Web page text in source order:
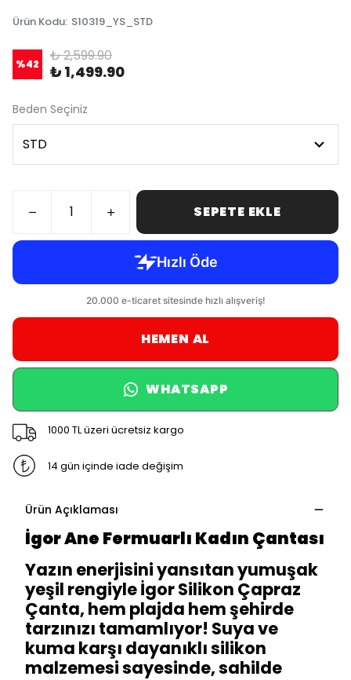
Ürün Kodu: S10319_YS_STD
%42 ₺ 2,599.90
₺ 1,499.90
Beden Seçiniz
SEPETE EKLE
HEMEN AL
WHATSAPP
1000 TL üzeri ücretsiz kargo
14 gün içinde iade değişim
Ürün Açıklaması
İgor Ane Fermuarlı Kadın Çantası
Yazın enerjisini yansıtan yumuşak
yeşil rengiyle İgor Silikon Çapraz
Çanta, hem plajda hem şehirde
tarzınızı tamamlıyor! Suya ve
kuma karşı dayanıklı silikon
malzemesi sayesinde, sahilde